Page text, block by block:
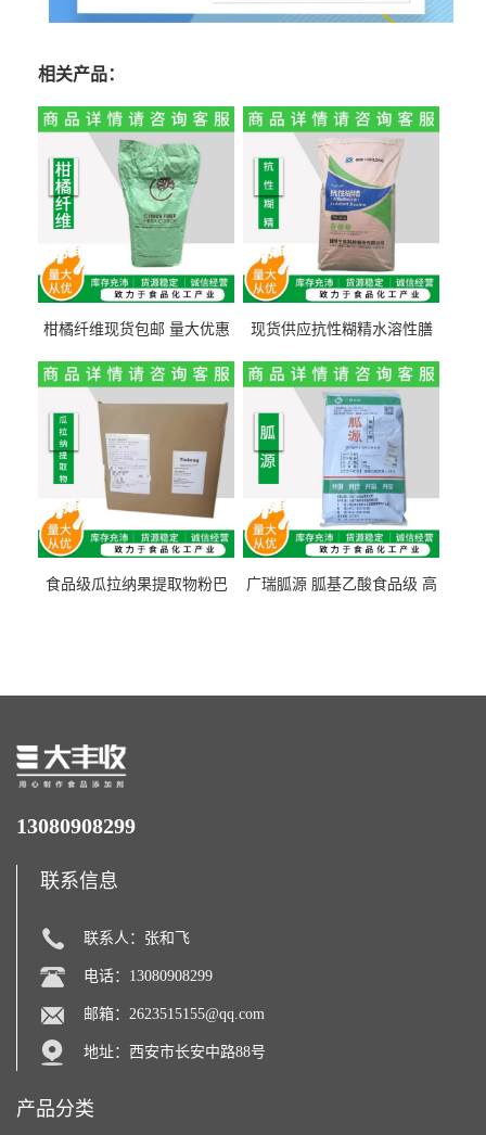
相关产品：
柑橘纤维现货包邮 量大优惠
现货供应抗性糊精水溶性膳
量1kg包邮
食品级瓜拉纳果提取物粉巴
广瑞胍源 胍基乙酸食品级 高
13080908299
联系信息
联系人：张和飞
电话：13080908299
邮箱： 2623515155@qq.com
地址：西安市长安中路88号
产品分类